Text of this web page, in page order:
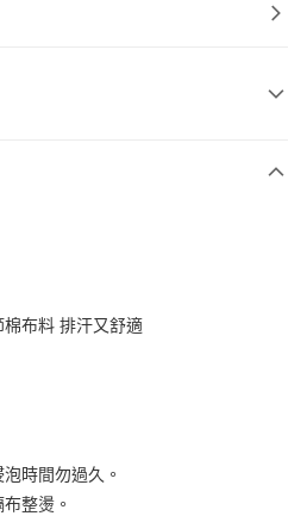
大哥大用戶可立即使用無須另外申請。
，訂單成立後會自動跳轉到大哥付的交易
布料 排汗又舒適
時間勿過久。
整燙。